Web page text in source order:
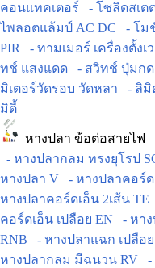
คอนแทคเตอร์
- โซลิดสเต
ไพลอตแล้มป์ AC DC
- โม
PIR
- ทามเมอร์ เครื่องตั้งเ
ทช์ แสงแดด
- สวิทช์ ปุ่มกด
มิเตอร์วัดรอบ วัดหลา
- ลิมิ
มิตี้
หางปลา ข้อต่อสายไฟ
- หางปลากลม ทรงยุโรป
หางปลา V
- หางปลาคอร์ด
หางปลาคอร์ดเอ็น 2เส้น TE
คอร์ดเอ็น เปลือย EN
- หา
RNB
- หางปลาแฉก เปลือย
หางปลากลม มีฉนวน RV
-